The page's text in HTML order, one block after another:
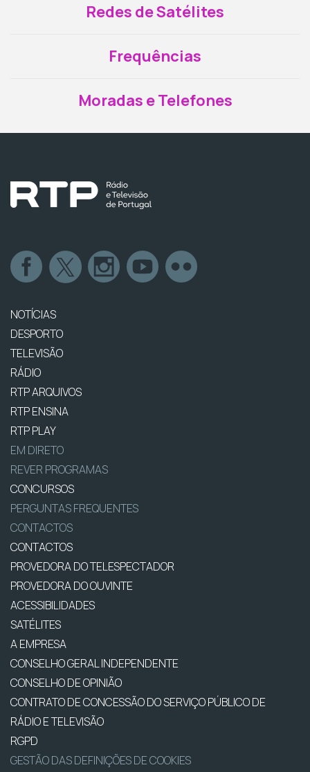
Redes de Satélites
Frequências
Moradas e Telefones
NOTÍCIAS
DESPORTO
TELEVISÃO
RÁDIO
RTP ARQUIVOS
RTP ENSINA
RTP PLAY
EM DIRETO
REVER PROGRAMAS
CONCURSOS
PERGUNTAS FREQUENTES
CONTACTOS
CONTACTOS
PROVEDORA DO TELESPECTADOR
PROVEDORA DO OUVINTE
ACESSIBILIDADES
SATÉLITES
A EMPRESA
CONSELHO GERAL INDEPENDENTE
CONSELHO DE OPINIÃO
CONTRATO DE CONCESSÃO DO SERVIÇO PÚBLICO DE
RÁDIO E TELEVISÃO
RGPD
GESTÃO DAS DEFINIÇÕES DE COOKIES